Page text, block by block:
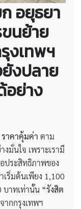
อยุธยา
นย้าย
งเทพฯ
งปลาย
อย่าง
าคาคุ้มค่า ตาม
มั่นใจ เพราะเรามี
ประสิทธิภาพของ
เริ่มต้นเพียง 1,100
บาทเท่านั้น “รังสิต
ากกรุงเทพฯ